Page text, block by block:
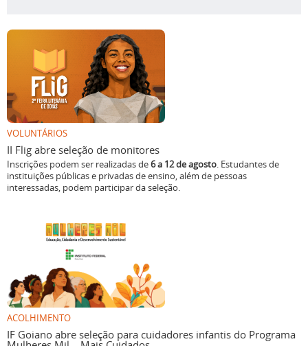
VOLUNTÁRIOS
II Flig abre seleção de monitores
Inscrições podem ser realizadas de6 a 12 de agosto. Estudantes de
instituições públicas e privadas de ensino, além de pessoas
interessadas, podem participar da seleção.
ACOLHIMENTO
IF Goiano abre seleção para cuidadores infantis do Programa